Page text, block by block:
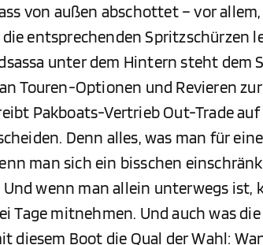
von außen abschottet – vor
die entsprechenden Spritzschürzen
unter dem Hintern steht dem
Touren-Optionen und Revieren
Pakboats-Vertrieb Out-Trade
Denn alles, was man für
man sich ein bisschen
wenn man allein unterwegs ist,
Tage mitnehmen. Und auch was
diesem Boot die Qual der Wahl: